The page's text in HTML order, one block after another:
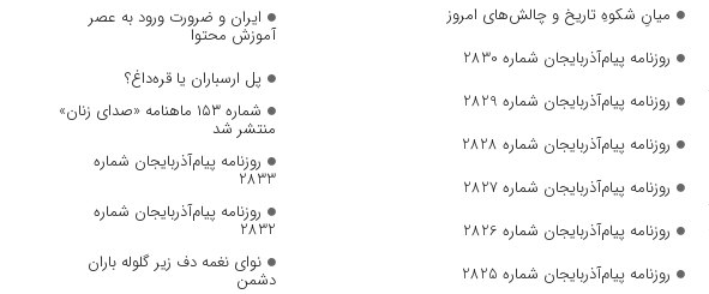
میانِ شکوهِ تاریخ و چالش‌های امروز
روزنامه پیام‌آذربایجان شماره 2830
روزنامه پیام‌آذربایجان شماره 2829
روزنامه پیام‌آذربایجان شماره 2828
روزنامه پیام‌آذربایجان شماره 2827
روزنامه پیام‌آذربایجان شماره 2826
روزنامه پیام‌آذربایجان شماره 2825
ایران و ضرورت ورود به عصر
آموزش محتوا
پل ارسباران یا قره‌داغ؟
شماره ۱۵۳ ماهنامه «صدای زنان»
منتشر شد
روزنامه پیام‌آذربایجان شماره
2833
روزنامه پیام‌آذربایجان شماره
2832
نوای نغمه دف زیر گلوله باران
دشمن